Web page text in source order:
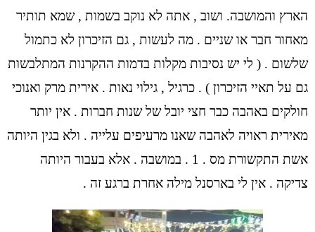
הארץ והמושבה. ושוב , אתה לא נוקב בשמות , שמא תותיר
מאחור חבר או שניים . מה לעשות , גם הזיכרון לא כתמול
שלשום . ( לי יש נסיבות מקלות בדמות ההקרנות המתלבשות
גם על תאיי הזיכרון ) . כרגיל , גילוי נאות . אירית מרק ואנוכי
חולקים באהבה כבר חצי יובל של שנות חברות . אין יותר
מאירית ראויה לאהבה שאנו מרעיפים עלייה . ולא בגין היותה
אשת התקשורת מס . 1 . במושבה . אלא בעבור היותה
צדיקה . אין לי בארסנל מילה אחרת ברגע זה .